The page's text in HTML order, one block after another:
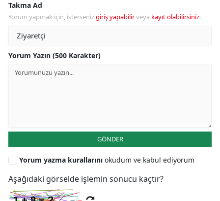
Takma Ad
Yorum yapmak için, istersenizgiriş yapabilirveya kayıt olabilirsiniz.
Yorum Yazın (500 Karakter)
GÖNDER
Yorum yazma kurallarını okudum ve kabul ediyorum
Aşağıdaki görselde işlemin sonucu kaçtır?